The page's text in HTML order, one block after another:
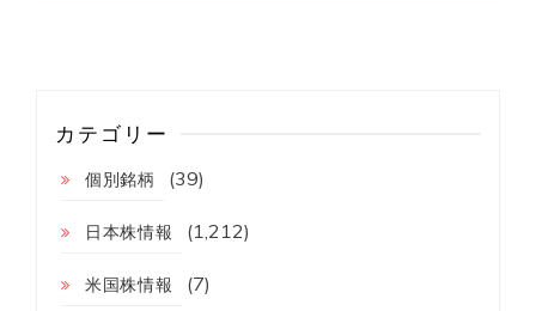
カテゴリー
個別銘柄 (39)
日本株情報 (1,212)
米国株情報 (7)